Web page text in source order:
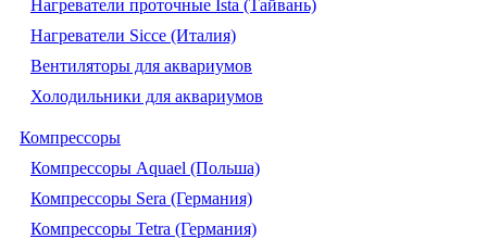
Нагреватели проточные Ista (Тайвань)
Нагреватели Sicce (Италия)
Вентиляторы для аквариумов
Холодильники для аквариумов
Компрессоры
Компрессоры Aquael (Польша)
Компрессоры Sera (Германия)
Компрессоры Tetra (Германия)